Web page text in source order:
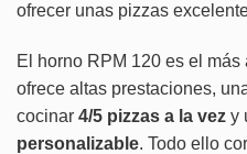
ofrecer unas pizzas
El horno RPM 120 es el
ofrece altas prestaciones,
cocinar 4/5 pizzas a la vez y
personalizable. Todo ello